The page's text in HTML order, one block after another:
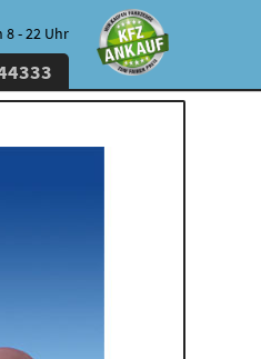
8 - 22 Uhr